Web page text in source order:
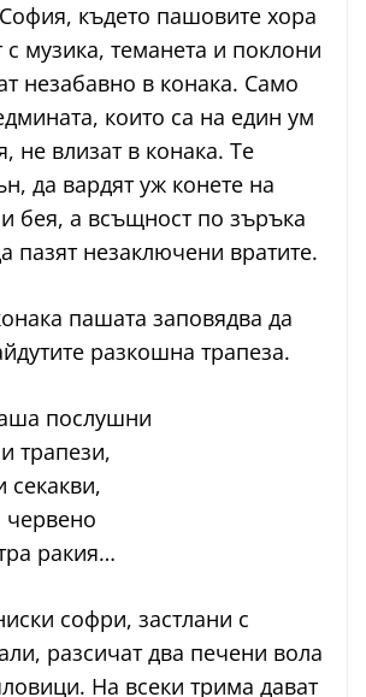
където пашовите хора
музика, теманета и поклони
незабавно в конака. Само
които са на един ум
не влизат в конака. Те
да вардят уж конете на
бея, а всъщност по зъръка
пазят незаключени вратите.
пашата заповядва да
разкошна трапеза.
послушни
трапези,
секакви,
червено
ракия…
софри, застлани с
разсичат два печени вола
На всеки трима дават